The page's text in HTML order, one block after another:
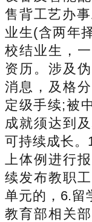
售背工艺办
业生(含两年
校结业生，
资历。涉及
消息，及格
定级手续;被
成就须达到
可持续成长
上体例进行
续发布教职
单元的，6.留
教育部相关